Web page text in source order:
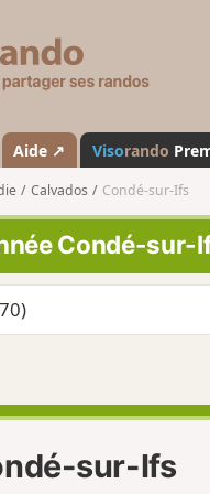
s
a
n
d
o
Aide ↗ Visorando
Calvados Condé-sur-Ifs
Condé-sur-
sur-Ifs